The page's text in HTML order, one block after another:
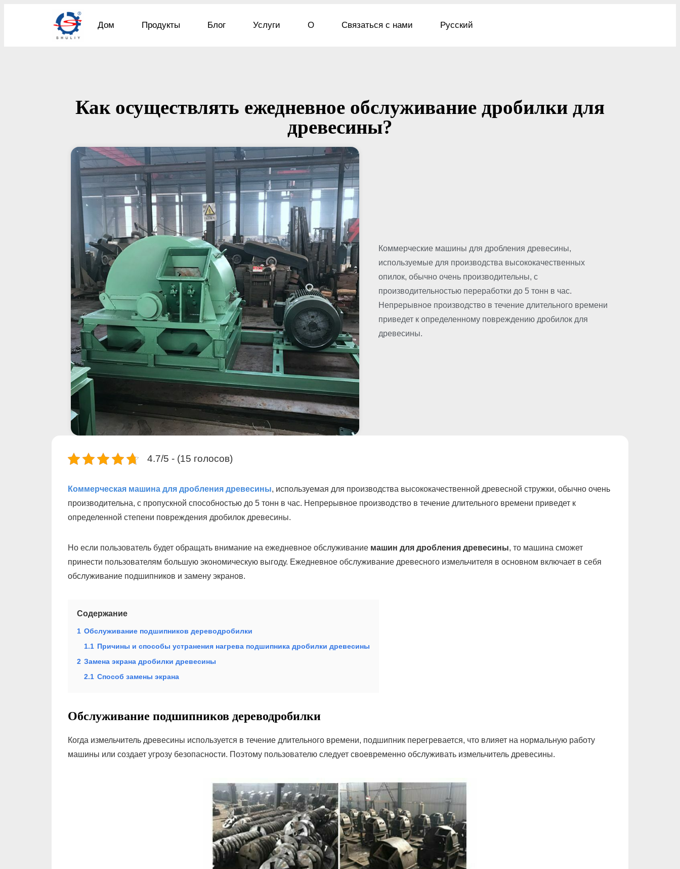
Дом Продукты Блог Услуги О Связаться с нами Русский
Как осуществлять ежедневное обслуживание дробилки для
древесины?
Коммерческие машины для дробления древесины,
используемые для производства высококачественных
опилок, обычно очень производительны, с
производительностью переработки до 5 тонн в час.
Непрерывное производство в течение длительного времени
приведет к определенному повреждению дробилок для
древесины.
4.7/5 - (15 голосов)
Коммерческая машина для дробления древесины, используемая для производства высококачественной древесной стружки, обычно очень
производительна, с пропускной способностью до 5 тонн в час. Непрерывное производство в течение длительного времени приведет к
определенной степени повреждения дробилок древесины.
Но если пользователь будет обращать внимание на ежедневное обслуживание машин для дробления древесины, то машина сможет
принести пользователям большую экономическую выгоду. Ежедневное обслуживание древесного измельчителя в основном включает в себя
обслуживание подшипников и замену экранов.
Содержание
1 Обслуживание подшипников дереводробилки
1.1 Причины и способы устранения нагрева подшипника дробилки древесины
2 Замена экрана дробилки древесины
2.1 Способ замены экрана
Обслуживание подшипников дереводробилки
Когда измельчитель древесины используется в течение длительного времени, подшипник перегревается, что влияет на нормальную работу
машины или создает угрозу безопасности. Поэтому пользователю следует своевременно обслуживать измельчитель древесины.